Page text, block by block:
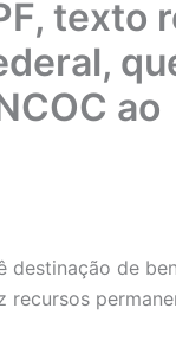
texto
ao
de
recursos